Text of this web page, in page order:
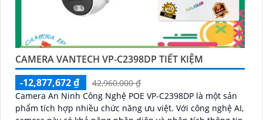
CAMERA VANTECH VP-C2398DP TIẾT KIỆM
-12,877,672 ₫
42,960,000 ₫
Camera An Ninh Công Nghệ POE VP-C2398DP là một sản
phẩm tích hợp nhiều chức năng ưu việt. Với công nghệ AI,